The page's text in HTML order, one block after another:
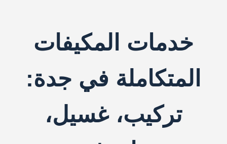
خدمات المكيفات
المتكاملة في جدة:
تركيب، غسيل،